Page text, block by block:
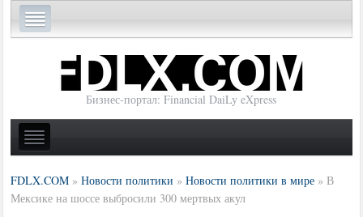
Бизнес-портал: Financial DaiLy eXpress
FDLX.COM »Новости политики »Новости политики в мире »В
Мексике на шоссе выбросили 300 мертвых акул